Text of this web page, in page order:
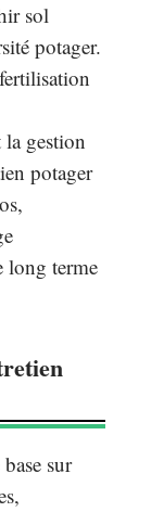
sol
potager.
gestion
potager
long terme
sur